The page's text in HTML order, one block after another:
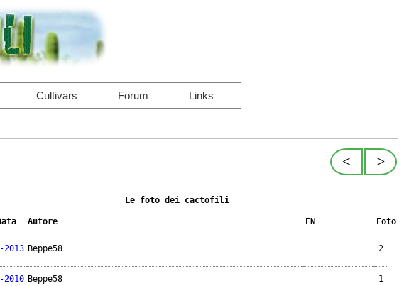
Cultivars Forum Links
>
<
Le foto dei cactofili
Autore FN Foto
2013 Beppe58 2
2010 Beppe58 1